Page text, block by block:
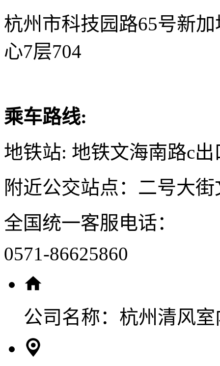
杭州市科技园路65号新
心7层704
乘车路线:
地铁站: 地铁文海南路c出
附近公交站点：二号大
全国统一客服电话：
0571-86625860
公司名称： 杭州清风